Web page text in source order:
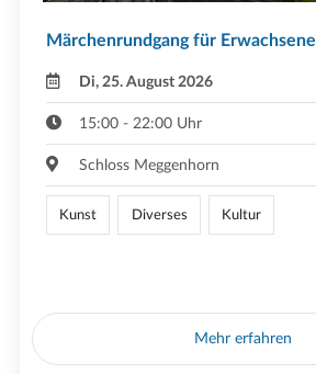
Märchenrundgang für Erwachsene
Di, 25. August 2026
15:00 - 22:00 Uhr
Schloss Meggenhorn
Kunst Diverses Kultur
Mehr erfahren